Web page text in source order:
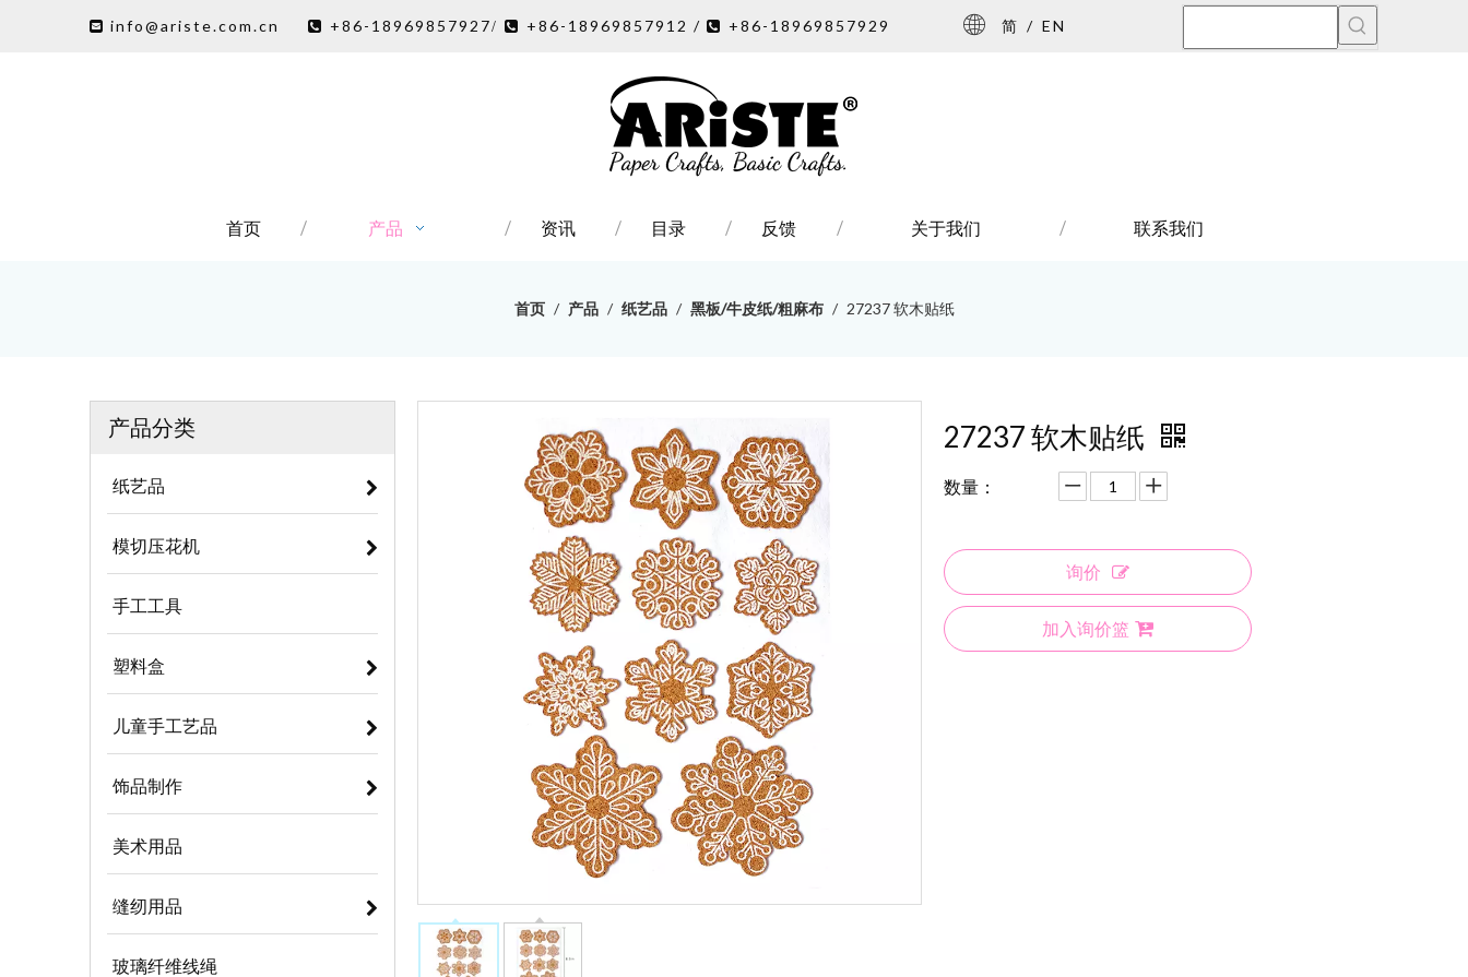
 info@ariste.com.cn  +86-18969857927/  +86-18969857912 /  +86-18969857929 简 / EN
首页 产品 资讯 目录 反馈 关于我们 联系我们
首页 / 产品 / 纸艺品 / 黑板/牛皮纸/粗麻布 / 27237 软木贴纸
产品分类
纸艺品
模切压花机
手工工具
塑料盒
儿童手工艺品
饰品制作
美术用品
缝纫用品
玻璃纤维线绳
27237 软木贴纸
数量：
询价
加入询价篮